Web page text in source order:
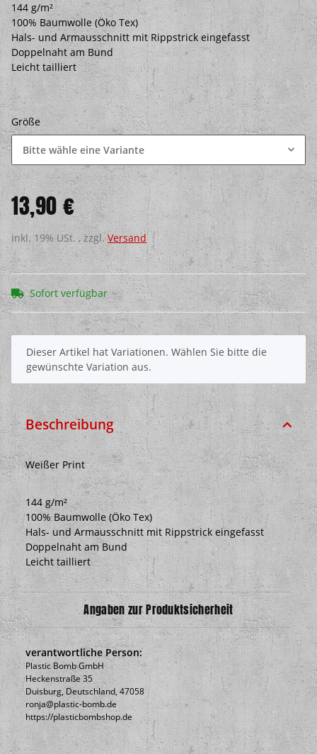
144 g/m²
100% Baumwolle (Öko Tex)
Hals- und Armausschnitt mit Rippstrick eingefasst
Doppelnaht am Bund
Leicht tailliert
Größe
Bitte wähle eine Variante
13,90 €
inkl. 19% USt. , zzgl.Versand
Sofort verfügbar
x
Dieser Artikel hat Variationen. Wählen Sie bitte die
gewünschte Variation aus.
Beschreibung
Weißer Print
144 g/m²
100% Baumwolle (Öko Tex)
Hals- und Armausschnitt mit Rippstrick eingefasst
Doppelnaht am Bund
Leicht tailliert
Angaben zur Produktsicherheit
verantwortliche Person:
Plastic Bomb GmbH
Heckenstraße 35
Duisburg, Deutschland, 47058
ronja@plastic-bomb.de
https://plasticbombshop.de